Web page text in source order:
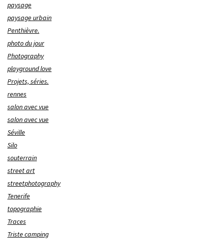
paysage
paysage urbain
Penthièvre.
photo du jour
Photography
playground love
Projets, séries.
rennes
salon avec vue
salon avec vue
Séville
Silo
souterrain
street art
streetphotography
Tenerife
topographie
Traces
Triste camping